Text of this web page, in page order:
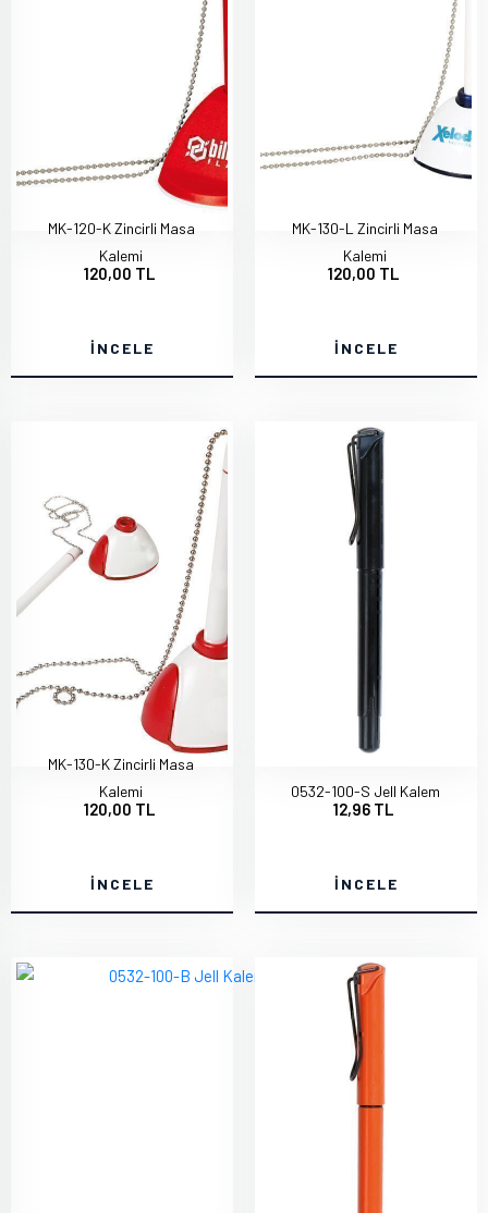
MK-120-K Zincirli Masa
Kalemi
120,00 TL
İNCELE
MK-130-L Zincirli Masa
Kalemi
120,00 TL
İNCELE
MK-130-K Zincirli Masa
Kalemi
120,00 TL
İNCELE
0532-100-S Jell Kalem
12,96 TL
İNCELE